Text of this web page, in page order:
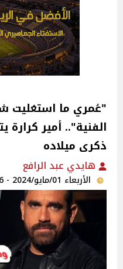
"عُمري ما
الفنية".. أمير
ذكرى ميلاده‎
هايدي عبد الرافع
الأربعاء 01/مايو/2024 - 11:26 ص